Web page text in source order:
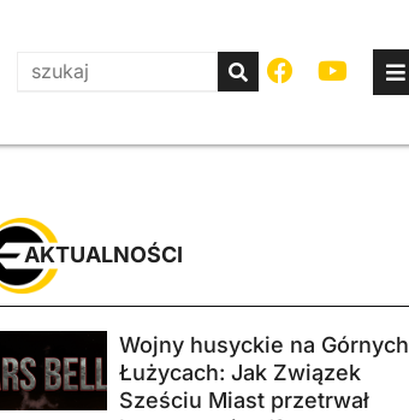
Wojny husyckie na Górnych
Łużycach: Jak Związek
Sześciu Miast przetrwał
AKTUALNOŚCI